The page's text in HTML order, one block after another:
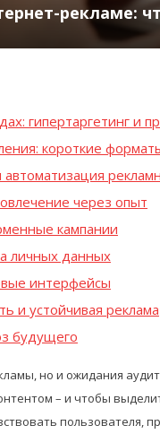
рекламе:
гипертаргетинг и
короткие
автоматизация
через опыт
кампании
личных данных
интерфейсы
и устойчивая реклама
будущего
но и ожидания
– и чтобы
пользователя,